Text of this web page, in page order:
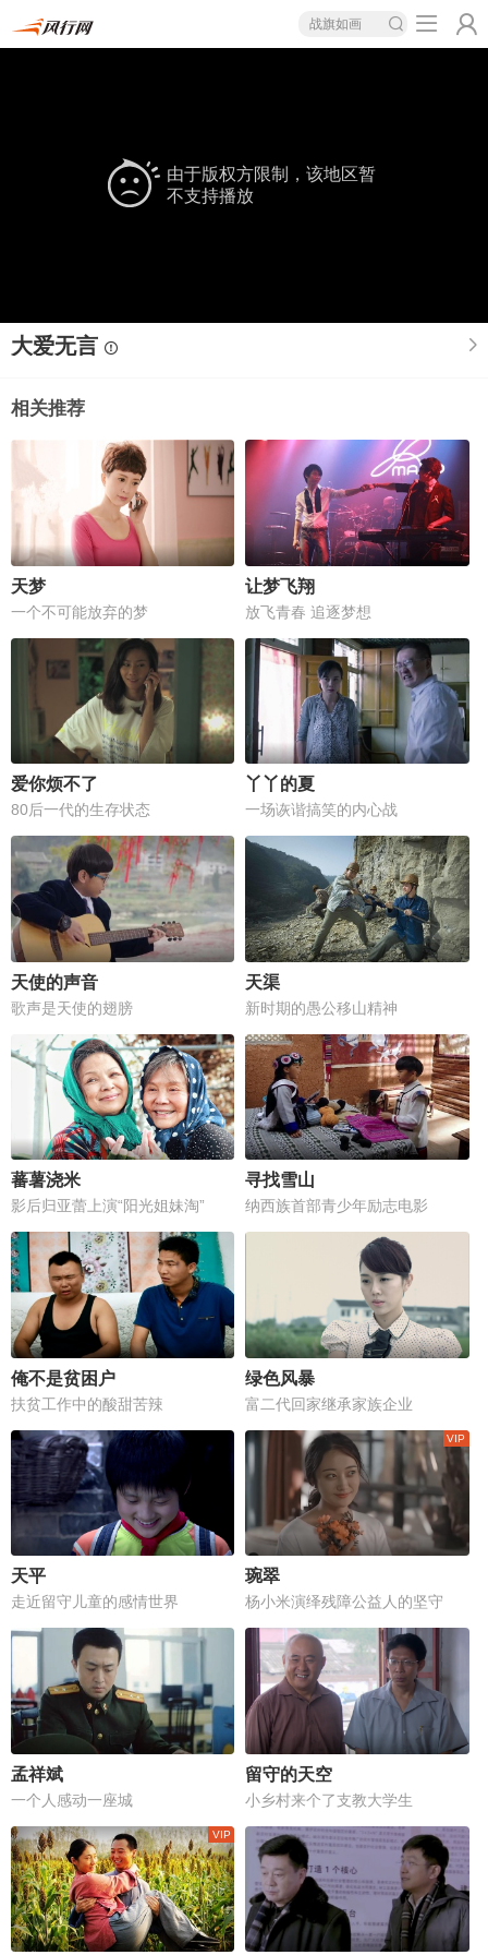
战旗如画
由于版权方限制，该地区暂
不支持播放
大爱无言
相关推荐
天梦
一个不可能放弃的梦
让梦飞翔
放飞青春 追逐梦想
爱你烦不了
80后一代的生存状态
丫丫的夏
一场诙谐搞笑的内心战
天使的声音
歌声是天使的翅膀
天渠
新时期的愚公移山精神
蕃薯浇米
影后归亚蕾上演“阳光姐妹淘”
寻找雪山
纳西族首部青少年励志电影
俺不是贫困户
扶贫工作中的酸甜苦辣
绿色风暴
富二代回家继承家族企业
天平
走近留守儿童的感情世界
琬翠
杨小米演绎残障公益人的坚守
孟祥斌
一个人感动一座城
留守的天空
小乡村来个了支教大学生